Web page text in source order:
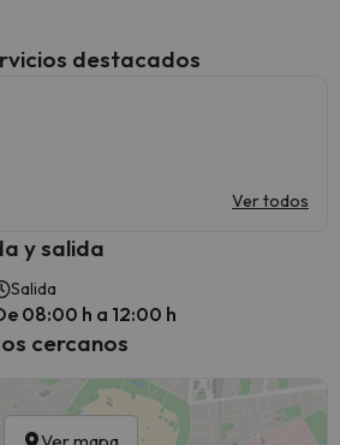
destacados
Ver todos
y salida
Salida
08:00 h a 12:00 h
cercanos